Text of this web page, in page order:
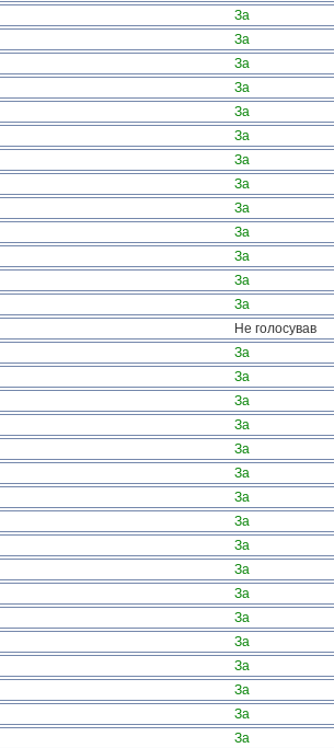
За
За
За
За
За
За
За
За
За
За
За
За
За
Не голосував
За
За
За
За
За
За
За
За
За
За
За
За
За
За
За
За
За